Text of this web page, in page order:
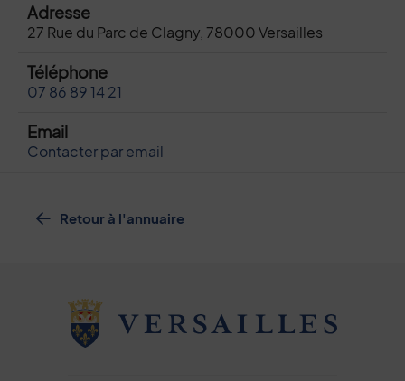
Adresse
27 Rue du Parc de Clagny, 78000 Versailles
Téléphone
07 86 89 14 21
Email
Contacter par email
Retour à l'annuaire